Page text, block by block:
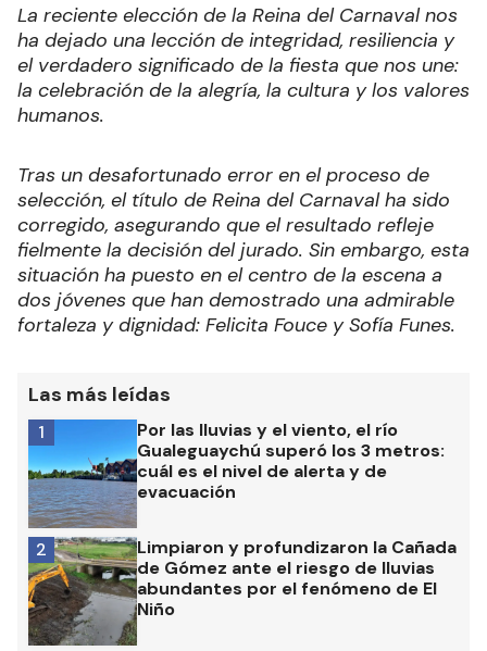
La reciente elección de la Reina del Carnaval nos
ha dejado una lección de integridad, resiliencia y
el verdadero significado de la fiesta que nos une:
la celebración de la alegría, la cultura y los valores
humanos.
Tras un desafortunado error en el proceso de
selección, el título de Reina del Carnaval ha sido
corregido, asegurando que el resultado refleje
fielmente la decisión del jurado. Sin embargo, esta
situación ha puesto en el centro de la escena a
dos jóvenes que han demostrado una admirable
fortaleza y dignidad: Felicita Fouce y Sofía Funes.
Las más leídas
Por las lluvias y el viento, el río
Gualeguaychú superó los 3 metros:
cuál es el nivel de alerta y de
evacuación
1
Limpiaron y profundizaron la Cañada
de Gómez ante el riesgo de lluvias
abundantes por el fenómeno de El
Niño
2